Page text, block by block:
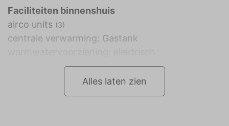
Faciliteiten binnenshuis
airco units (3)
centrale verwarming: Gastank
Alles laten zien